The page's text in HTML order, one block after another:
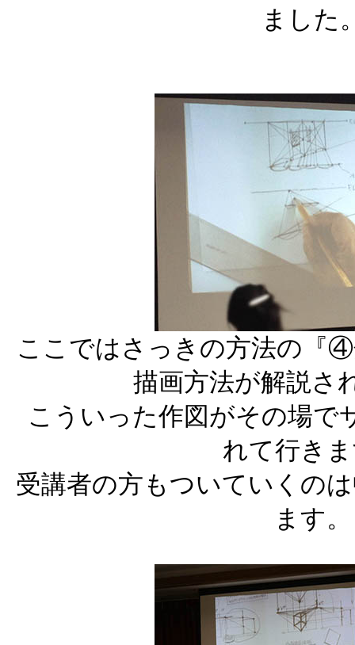
ました
ここではさっきの方法の『
描画方法が解説さ
こういった作図がその場で
れて行き
受講者の方もついていくの
ます。